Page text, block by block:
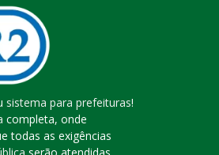
sistema para prefeituras!
completa, onde
todas as exigências